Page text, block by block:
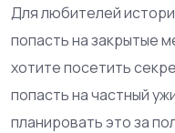
Для любителей
попасть на закрытые
хотите посетить
попасть на частный
планировать это за